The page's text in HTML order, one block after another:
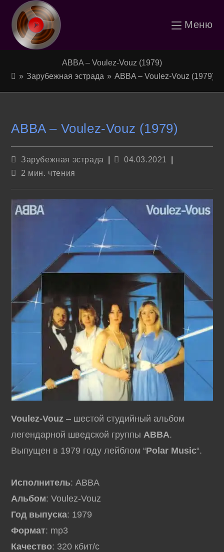
Перейти
содержимому
Меню
ABBA – Voulez-Vouz (1979)
» Зарубежная эстрада » ABBA – Voulez-Vouz (1979)
ABBA – Voulez-Vouz (1979)
Рубрика
Зарубежная эстрада
Запись
04.03.2021
Время2 мин. чтения
Voulez-Vouz – шестой студийный альбом
легендарной шведской группыABBA.
Выпущен в 1979 году лейблом “Polar Music“.
Исполнитель: ABBA
Альбом: Voulez-Vouz
Год выпуска: 1979
Формат: mp3
Качество: 320 кбит/с